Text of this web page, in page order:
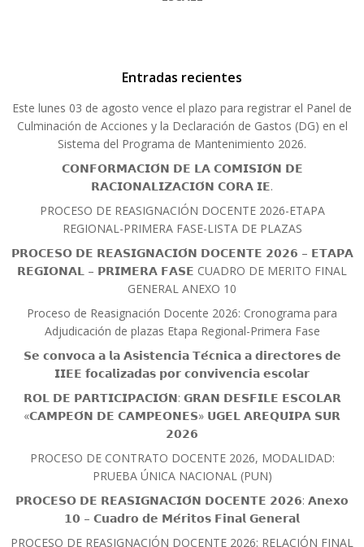
Entradas recientes
Este lunes 03 de agosto vence el plazo para registrar el Panel de
Culminación de Acciones y la Declaración de Gastos (DG) en el
Sistema del Programa de Mantenimiento 2026.
𝗖𝗢𝗡𝗙𝗢𝗥𝗠𝗔𝗖𝗜𝗢́𝗡 𝗗𝗘 𝗟𝗔 𝗖𝗢𝗠𝗜𝗦𝗜𝗢́𝗡 𝗗𝗘
𝗥𝗔𝗖𝗜𝗢𝗡𝗔𝗟𝗜𝗭𝗔𝗖𝗜𝗢́𝗡 𝗖𝗢𝗥𝗔 𝗜𝗘.
PROCESO DE REASIGNACIÓN DOCENTE 2026-ETAPA
REGIONAL-PRIMERA FASE-LISTA DE PLAZAS
𝗣𝗥𝗢𝗖𝗘𝗦𝗢 𝗗𝗘 𝗥𝗘𝗔𝗦𝗜𝗚𝗡𝗔𝗖𝗜𝗢́𝗡 𝗗𝗢𝗖𝗘𝗡𝗧𝗘 𝟮𝟬𝟮𝟲 – 𝗘𝗧𝗔𝗣𝗔
𝗥𝗘𝗚𝗜𝗢𝗡𝗔𝗟 – 𝗣𝗥𝗜𝗠𝗘𝗥𝗔 𝗙𝗔𝗦𝗘 CUADRO DE MERITO FINAL
GENERAL ANEXO 10
Proceso de Reasignación Docente 2026: Cronograma para
Adjudicación de plazas Etapa Regional-Primera Fase
𝗦𝗲 𝗰𝗼𝗻𝘃𝗼𝗰𝗮 𝗮 𝗹𝗮 𝗔𝘀𝗶𝘀𝘁𝗲𝗻𝗰𝗶𝗮 𝗧𝗲́𝗰𝗻𝗶𝗰𝗮 𝗮 𝗱𝗶𝗿𝗲𝗰𝘁𝗼𝗿𝗲𝘀 𝗱𝗲
𝗜𝗜𝗘𝗘 𝗳𝗼𝗰𝗮𝗹𝗶𝘇𝗮𝗱𝗮𝘀 𝗽𝗼𝗿 𝗰𝗼𝗻𝘃𝗶𝘃𝗲𝗻𝗰𝗶𝗮 𝗲𝘀𝗰𝗼𝗹𝗮𝗿
𝗥𝗢𝗟 𝗗𝗘 𝗣𝗔𝗥𝗧𝗜𝗖𝗜𝗣𝗔𝗖𝗜𝗢́𝗡: 𝗚𝗥𝗔𝗡 𝗗𝗘𝗦𝗙𝗜𝗟𝗘 𝗘𝗦𝗖𝗢𝗟𝗔𝗥
«𝗖𝗔𝗠𝗣𝗘𝗢́𝗡 𝗗𝗘 𝗖𝗔𝗠𝗣𝗘𝗢𝗡𝗘𝗦» 𝗨𝗚𝗘𝗟 𝗔𝗥𝗘𝗤𝗨𝗜𝗣𝗔 𝗦𝗨𝗥
𝟮𝟬𝟮𝟲
PROCESO DE CONTRATO DOCENTE 2026, MODALIDAD:
PRUEBA ÚNICA NACIONAL (PUN)
𝗣𝗥𝗢𝗖𝗘𝗦𝗢 𝗗𝗘 𝗥𝗘𝗔𝗦𝗜𝗚𝗡𝗔𝗖𝗜𝗢́𝗡 𝗗𝗢𝗖𝗘𝗡𝗧𝗘 𝟮𝟬𝟮𝟲: 𝗔𝗻𝗲𝘅𝗼
𝟭𝟬 – 𝗖𝘂𝗮𝗱𝗿𝗼 𝗱𝗲 𝗠𝗲́𝗿𝗶𝘁𝗼𝘀 𝗙𝗶𝗻𝗮𝗹 𝗚𝗲𝗻𝗲𝗿𝗮𝗹
PROCESO DE REASIGNACIÓN DOCENTE 2026: RELACIÓN FINAL